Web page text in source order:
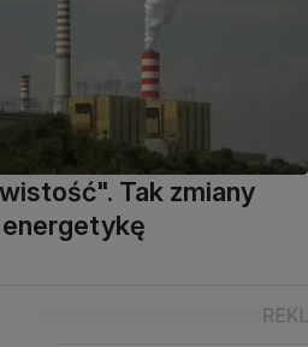
Tak zmiany